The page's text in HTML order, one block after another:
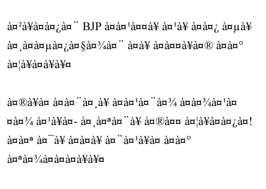
à¤²à¥à¤à¤¿à¤¨ BJP à¤à¤¹à¤¤à¥ à¤¹à¥ à¤à¤¿ à¤µà¥
à¤¸à¤à¤µà¤¿à¤§à¤¾à¤¨ à¤à¥ à¤à¤¤à¥à¤® à¤à¤°
à¤¦à¥à¤à¥à¥¤
à¤®à¥à¤ à¤à¤¨à¤¸à¥ à¤à¤¹à¤¨à¤¾ à¤à¤¾à¤¹à¤
¤à¤¾ à¤¹à¥à¤- à¤¸à¤ªà¤¨à¥ à¤®à¤¤ à¤¦à¥à¤à¤¿à¤!
à¤à¤ª à¤¯à¥ à¤à¤­à¥ à¤¨à¤¹à¥à¤ à¤à¤°
à¤ªà¤¾à¤à¤à¤à¥à¥¤